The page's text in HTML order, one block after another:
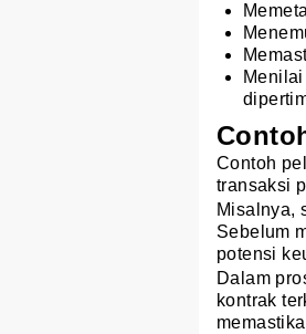
Contoh
transaksi
Misalnya,
Sebelum
potensi
Dalam
kontrak